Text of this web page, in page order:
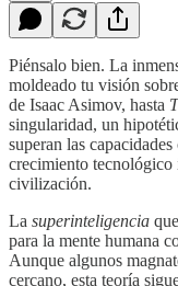
Piénsalo bien. La
moldeado tu visión
de Isaac Asimov, hasta
singularidad, un
superan las
crecimiento tecnológico
civilización.
La superinteligencia
para la mente humana
Aunque algunos
cercano, esta teoría